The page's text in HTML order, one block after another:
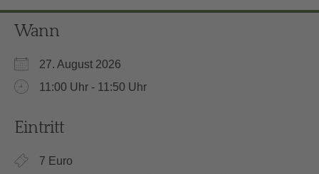
Wann
27. August 2026
11:00 Uhr - 11:50 Uhr
Eintritt
7 Euro